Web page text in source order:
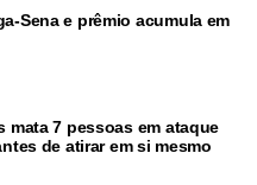
Sena e prêmio acumula em
mata 7 pessoas em ataque
de atirar em si mesmo